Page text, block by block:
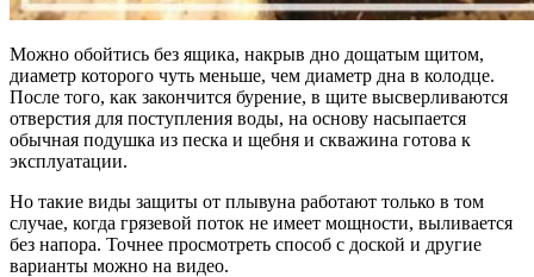
Можно обойтись без ящика, накрыв дно дощатым щитом,
диаметр которого чуть меньше, чем диаметр дна в колодце.
После того, как закончится бурение, в щите высверливаются
отверстия для поступления воды, на основу насыпается
обычная подушка из песка и щебня и скважина готова к
эксплуатации.
Но такие виды защиты от плывуна работают только в том
случае, когда грязевой поток не имеет мощности, выливается
без напора. Точнее просмотреть способ с доской и другие
варианты можно на видео.